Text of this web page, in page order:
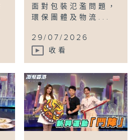
面對包裝氾濫問題，
環保團體及物流...
29/07/2026
收看